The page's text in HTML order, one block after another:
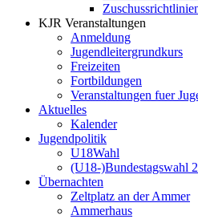
KJR Veranstaltungen
Anmeldung
Jugendleitergrundkurs
Freizeiten
Fortbildungen
Veranstaltungen fuer
Aktuelles
Kalender
Jugendpolitik
U18Wahl
(U18-)Bundestagswahl
Übernachten
Zeltplatz an der Ammer
Ammerhaus